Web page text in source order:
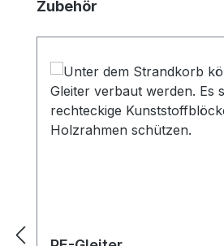
Produktgalerie überspringen
Zubehör